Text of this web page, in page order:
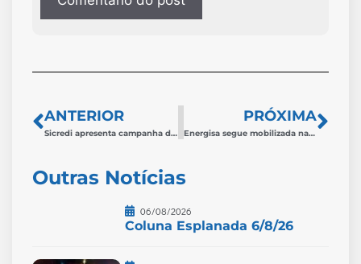
ANTERIOR
Sicredi apresenta campanha de 45 anos e projeta Sicredi Conecta com 70 expositores em Muriaé
PRÓXIMA
Energisa segue mobilizada na Zona da Mata após temporais e mantém equipes em campo 24h
Outras Notícias
06/08/2026
Coluna Esplanada 6/8/26